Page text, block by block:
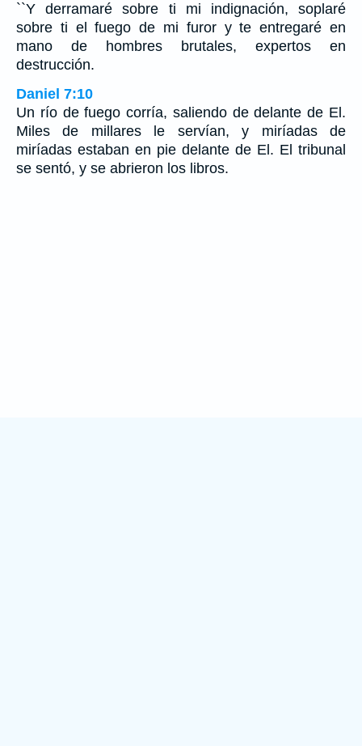
``Y derramaré sobre ti mi indignación, soplaré
sobre ti el fuego de mi furor y te entregaré en
mano de hombres brutales, expertos en
destrucción.
Daniel 7:10
Un río de fuego corría, saliendo de delante de El.
Miles de millares le servían, y miríadas de
miríadas estaban en pie delante de El. El tribunal
se sentó, y se abrieron los libros.